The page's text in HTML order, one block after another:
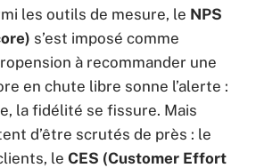
les outils de mesure, le NPS
s’est imposé comme
à recommander une
en chute libre sonne l’alerte :
la fidélité se fissure. Mais
d’être scrutés de près : le
le CES (Customer Effort